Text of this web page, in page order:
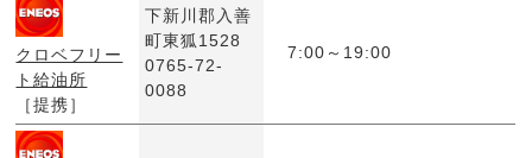
クロベフリー
ト給油所
［提携］
下新川郡入善
町東狐1528
0765-72-
0088
7:00～19:00